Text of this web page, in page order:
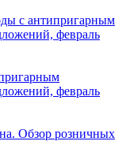
с антипригарным
февраль
февраль
Обзор розничных